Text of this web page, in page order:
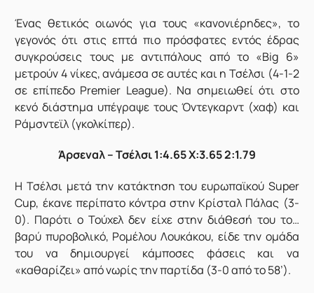
Ένας θετικός οιωνός για τους «κανονιέρηδες», το
γεγονός ότι στις επτά πιο πρόσφατες εντός έδρας
συγκρούσεις τους με αντιπάλους από το «Big 6»
μετρούν 4 νίκες, ανάμεσα σε αυτές και η Τσέλσι (4-1-2
σε επίπεδο Premier League). Να σημειωθεί ότι στο
κενό διάστημα υπέγραψε τους Όντεγκαρντ (χαφ) και
Ράμσντεϊλ (γκολκίπερ).
Άρσεναλ – Τσέλσι 1:4.65 X:3.65 2:1.79
Η Τσέλσι μετά την κατάκτηση του ευρωπαϊκού Super
Cup, έκανε περίπατο κόντρα στην Κρίσταλ Πάλας (3-
0). Παρότι ο Τούχελ δεν είχε στην διάθεσή του το…
βαρύ πυροβολικό, Ρομέλου Λουκάκου, είδε την ομάδα
του να δημιουργεί κάμποσες φάσεις και να
«καθαρίζει» από νωρίς την παρτίδα (3-0 από το 58’).